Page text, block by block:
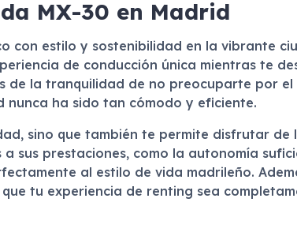
MX-30 en Madrid
con estilo y sostenibilidad en la vibrante
de conducción única mientras te
la tranquilidad de no preocuparte por el
nunca ha sido tan cómodo y eficiente.
sino que también te permite disfrutar de
sus prestaciones, como la autonomía
al estilo de vida madrileño.
tu experiencia de renting sea